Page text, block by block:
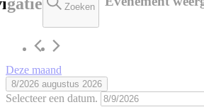
Zoeken
Deze maand
8/2026 augustus 2026
Selecteer een datum.